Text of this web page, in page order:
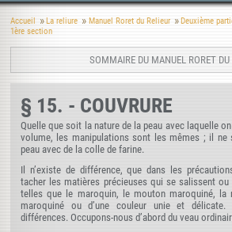
Accueil La reliure Manuel Roret du Relieur Deuxième
1ère section
SOMMAIRE DU MANUEL RORET DU
§ 15. - COUVRURE
Quelle que soit la nature de la peau avec laquelle
volume, les manipulations sont les mêmes ; il ne
peau avec de la colle de farine.
Il n’existe de différence, que dans les
tacher les matières précieuses qui se salissent
telles que le maroquin, le mouton maroquiné, la
maroquiné ou d’une couleur unie et délicate.
différences. Occupons-nous d’abord du veau